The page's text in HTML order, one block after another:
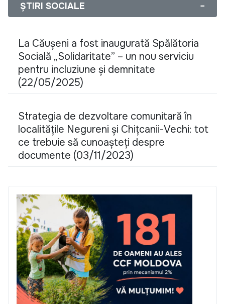
ȘTIRI SOCIALE −
La Căușeni a fost inaugurată Spălătoria
Socială „Solidaritate” – un nou serviciu
pentru incluziune și demnitate
(22/05/2025)
Strategia de dezvoltare comunitară în
localitățile Negureni și Chițcanii-Vechi: tot
ce trebuie să cunoașteți despre
documente (03/11/2023)